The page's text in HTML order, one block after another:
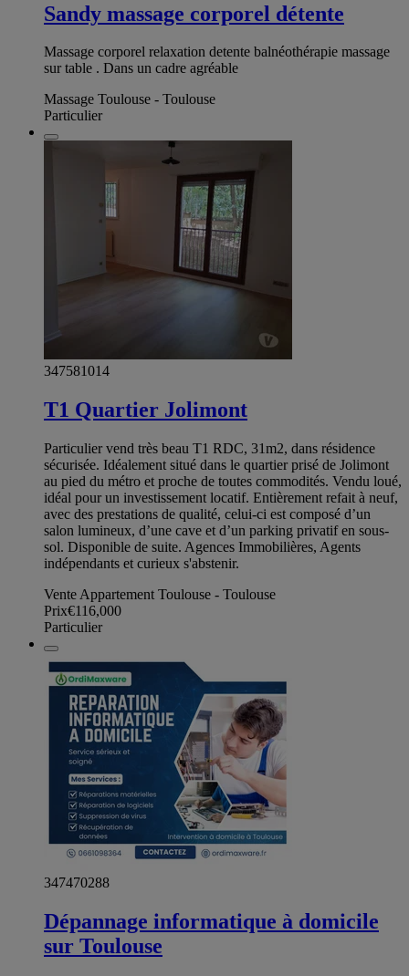
Sandy massage corporel détente
Massage corporel relaxation detente balnéothérapie massage
sur table . Dans un cadre agréable
Massage Toulouse - Toulouse
Particulier
347581014
T1 Quartier Jolimont
Particulier vend très beau T1 RDC, 31m2, dans résidence
sécurisée. Idéalement situé dans le quartier prisé de Jolimont
au pied du métro et proche de toutes commodités. Vendu loué,
idéal pour un investissement locatif. Entièrement refait à neuf,
avec des prestations de qualité, celui-ci est composé d’un
salon lumineux, d’une cave et d’un parking privatif en sous-
sol. Disponible de suite. Agences Immobilières, Agents
indépendants et curieux s'abstenir.
Vente Appartement Toulouse - Toulouse
Prix€116,000
Particulier
347470288
Dépannage informatique à domicile
sur Toulouse